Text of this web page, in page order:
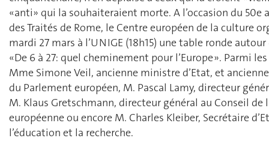
«anti» qui la souhaiteraient morte. A l’occasion du 50e
des Traités de Rome, le Centre européen de la culture
mardi 27 mars à l’UNIGE (18h15) une table ronde
«De 6 à 27: quel cheminement pour l’Europe ». Parmi
Mme Simone Veil, ancienne ministre d’Etat, et
du Parlement européen, M. Pascal Lamy, directeur
M. Klaus Gretschmann, directeur général au Conseil de
européenne ou encore M. Charles Kleiber, Secrétaire
l’éducation et la recherche.